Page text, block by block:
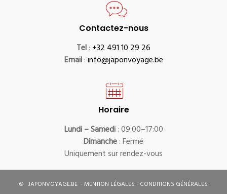
Contactez-nous
Tel: +32 491 10 29 26
Email:info@japonvoyage.be
Horaire
Lundi – Samedi: 09:00–17:00
Dimanche: Fermé
Uniquement sur rendez-vous
© JAPONVOYAGE.BE -MENTION LÉGALES-CONDITIONS GÉNÉRALES